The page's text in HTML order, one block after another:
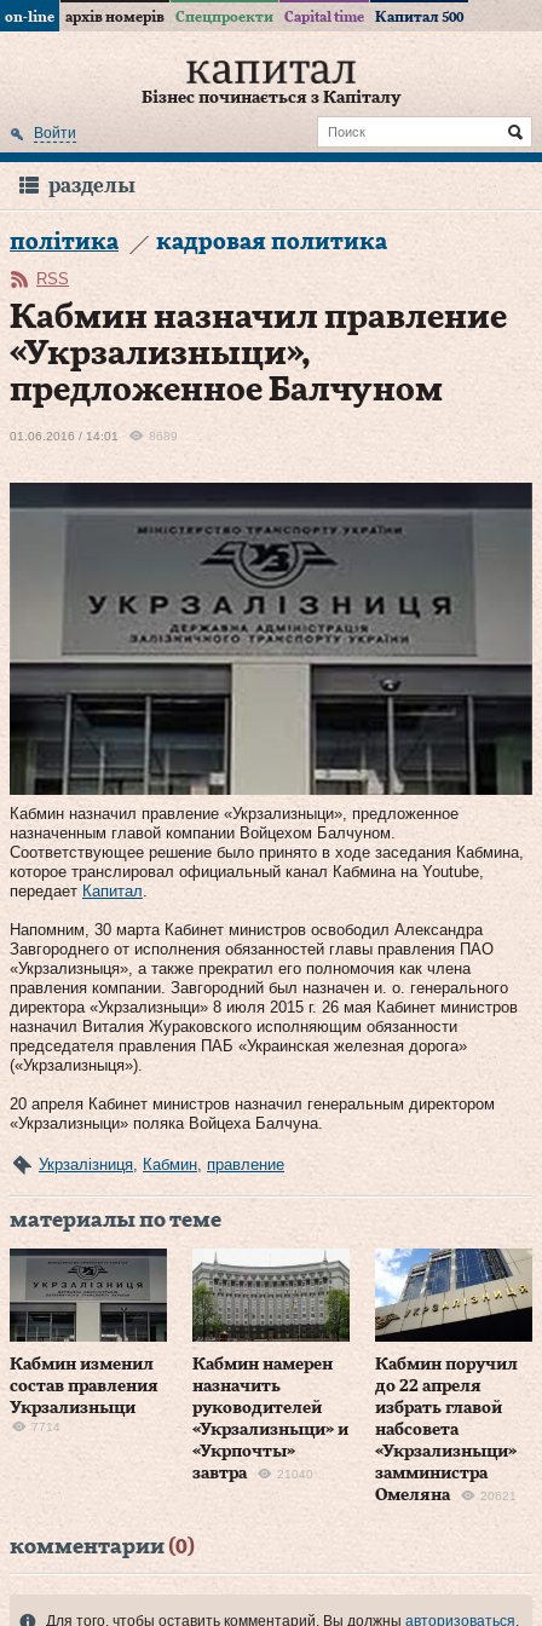
on-line архів номерів Спецпроекти Capital time Капитал 500
Бізнес починається з Капіталу
Войти
разделы
політика кадровая политика
RSS
Кабмин назначил правление
«Укрзализныци»,
предложенное Балчуном
01.06.2016 / 14:01 8689
Кабмин назначил правление «Укрзализныци», предложенное
назначенным главой компании Войцехом Балчуном.
Соответствующее решение было принято в ходе заседания Кабмина,
которое транслировал официальный канал Кабмина на Youtube,
передает Капитал
Напомним, 30 марта Кабинет министров освободил Александра
Завгороднего от исполнения обязанностей главы правления ПАО
«Укрзализныця», а также прекратил его полномочия как члена
правления компании. Завгородний был назначен и. о. генерального
директора «Укрзализныци» 8 июля 2015 г. 26 мая Кабинет министров
назначил Виталия Жураковского исполняющим обязанности
председателя правления ПАБ «Украинская железная дорога»
(«Укрзализныця»).
20 апреля Кабинет министров назначил генеральным директором
«Укрзализныци» поляка Войцеха Балчуна.
Укрзалізниця Кабмин правление
материалы по теме
Кабмин изменил
состав правления
Укрзализныци
7714
Кабмин намерен
назначить
руководителей
«Укрзализныци» и
«Укрпочты»
завтра
21040
Кабмин поручил
до 22 апреля
избрать главой
набсовета
«Укрзализныци»
замминистра
Омеляна
20621
комментарии (0)
Для того, чтобы оставить комментарий, Вы должны авторизоваться.